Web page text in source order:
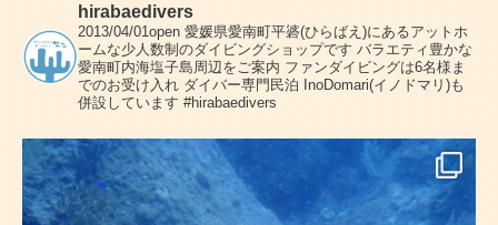
hirabaedivers
2013/04/01open 愛媛県愛南町平碆(ひらばえ)にあるアットホ
ームな少人数制のダイビングショップです バラエティ豊かな
愛南町内海塩子島周辺をご案内 ファンダイビングは6名様ま
でのお受け入れ ダイバー専門民泊 InoDomari(イノドマリ)も
併設しています #hirabaedivers